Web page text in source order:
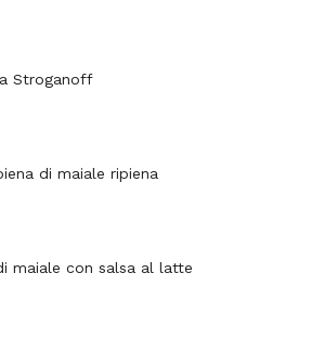
Stroganoff
di maiale ripiena
maiale con salsa al latte